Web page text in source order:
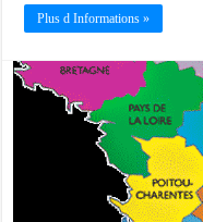
Plus d Informations »